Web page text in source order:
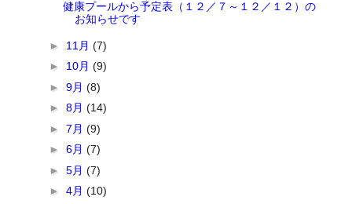
健康プールから予定表（１２／７～１２／１２）の
お知らせです
► 11月(7)
► 10月(9)
►9月(8)
►8月(14)
►7月(9)
►6月(7)
►5月(7)
►4月(10)